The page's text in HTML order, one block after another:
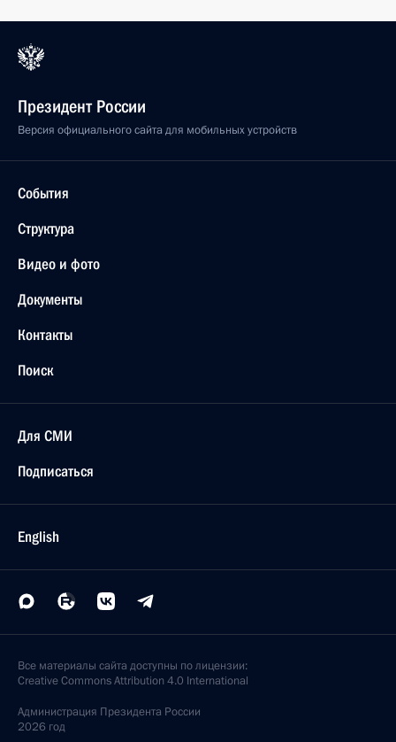
Президент России
Версия официального сайта для мобильных устройств
События
Структура
Видео и фото
Документы
Контакты
Поиск
Для СМИ
Подписаться
English
Все материалы сайта доступны по лицензии:
Creative Commons Attribution 4.0 International
Администрация Президента России
2026 год